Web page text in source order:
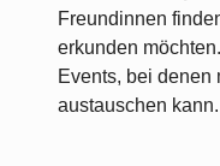
Freundinnen
erkunden
Events, bei denen
austauschen